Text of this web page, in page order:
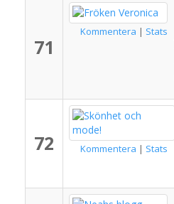
71
Kommentera | Stats
72 Kommentera | Stats